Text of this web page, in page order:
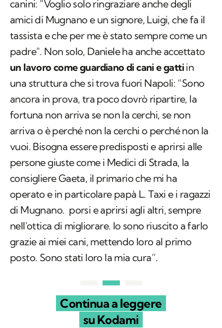
canini: "Voglio solo ringraziare anche degli
amici di Mugnano e un signore, Luigi, che fa il
tassista e che per me è stato sempre come un
padre". Non solo, Daniele ha anche accettato
un lavoro come guardiano di cani e gatti in
una struttura che si trova fuori Napoli: “Sono
ancora in prova, tra poco dovrò ripartire, la
fortuna non arriva se non la cerchi, se non
arriva o è perché non la cerchi o perché non la
vuoi. Bisogna essere predisposti e aprirsi alle
persone giuste come i Medici di Strada, la
consigliere Gaeta, il primario che mi ha
operato e in particolare papà L. Taxi e i ragazzi
di Mugnano. porsi e aprirsi agli altri, sempre
nell'ottica di migliorare. Io sono riuscito a farlo
grazie ai miei cani, mettendo loro al primo
posto. Sono stati loro la mia cura”.
Continua a leggere
su Kodami